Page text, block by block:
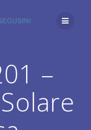
–